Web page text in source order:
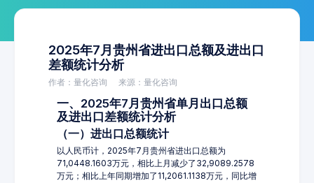
2025年7月贵州省进出口总额及进出口
差额统计分析
作者：量化咨询 来源：量化咨询
一、2025年7月贵州省单月出口总额
及进出口差额统计分析
（一）进出口总额统计
以人民币计，2025年7月贵州省进出口总额为
71,0448.1603万元，相比上月减少了32,9089.2578
万元；相比上年同期增加了11,2061.1138万元，同比增